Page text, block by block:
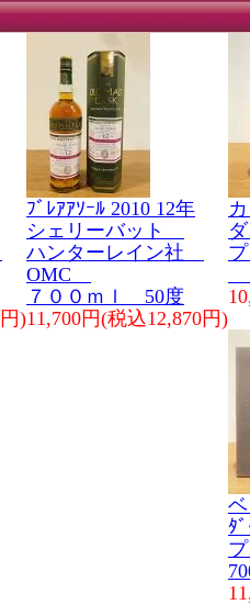
)
ﾌﾞﾚｱｱｿｰﾙ 2010 12年
シェリーバット
ハンターレイン社
OMC
７００ｍｌ 50度
11,700円(税込12,870円)
ﾀ